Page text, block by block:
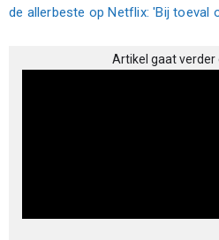
de allerbeste op Netflix: 'Bij toeval
Artikel gaat verder